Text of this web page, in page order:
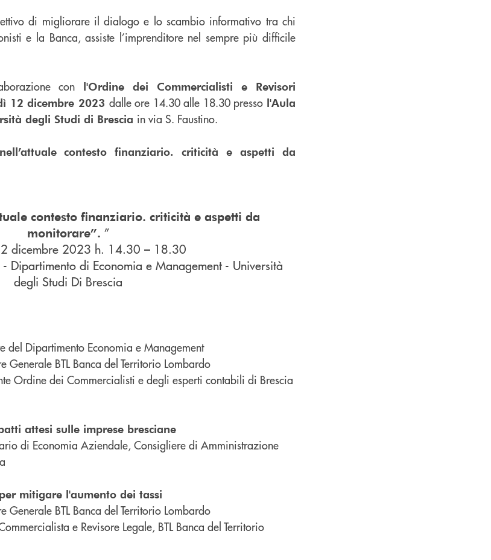
di migliorare il dialogo e lo scambio informativo tra chi
e la Banca, assiste l’imprenditore nel sempre più difficile
con
l'Ordine dei Commercialisti e Revisori
12 dicembre 2023 dalle ore 14.30 alle 18.30 presso l'Aula
degli Studi di Brescia in via S. Faustino.
contesto finanziario. criticità e aspetti da
contesto finanziario. criticità e aspetti da
monitorare”. ”
dicembre 2023 h. 14.30 – 18.30
- Dipartimento di Economia e Management - Università
degli Studi Di Brescia
del Dipartimento Economia e Management
Generale BTL Banca del Territorio Lombardo
Ordine dei Commercialisti e degli esperti contabili di Brescia
attesi sulle imprese bresciane
di Economia Aziendale, Consigliere di Amministrazione
mitigare l'aumento dei tassi
Generale BTL Banca del Territorio Lombardo
e Revisore Legale, BTL Banca del Territorio